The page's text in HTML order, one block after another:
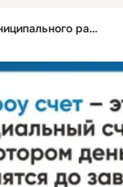
Администрация Перелюбского муниципального района